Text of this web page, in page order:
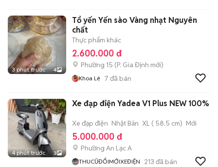
3 phút trước 4
Tổ yến Yến sào Vàng nhạt Nguyên
chất
Thực phẩm khác
2.600.000 đ
Phường 15 (P. Gia Định mới)
Khoa Lê 7 đã bán
4 phút trước 3
Xe đạp điện Yadea V1 Plus NEW 100%
Xe đạp điện Nhật Bản XL ( 58.5 cm) Mới
5.000.000 đ
Phường An Lạc A
THUCŨĐỔIMỚIXEĐIỆN 213 đã bán